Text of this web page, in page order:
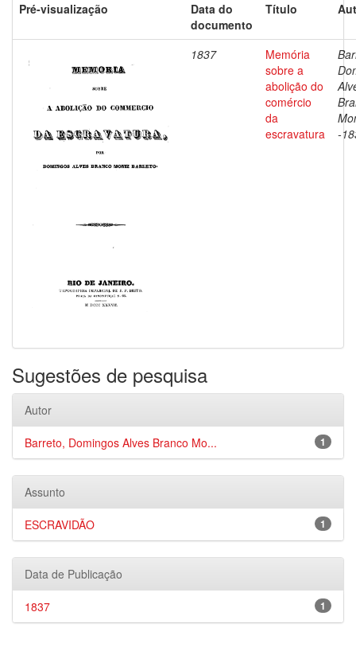
Pré-visualização
Data do
documento
Título
1837
Memória
sobre a
abolição do
comércio
da
escravatura
-
Sugestões de pesquisa
Autor
1
Barreto, Domingos Alves Branco Mo...
Assunto
1
ESCRAVIDÃO
Data de Publicação
1
1837